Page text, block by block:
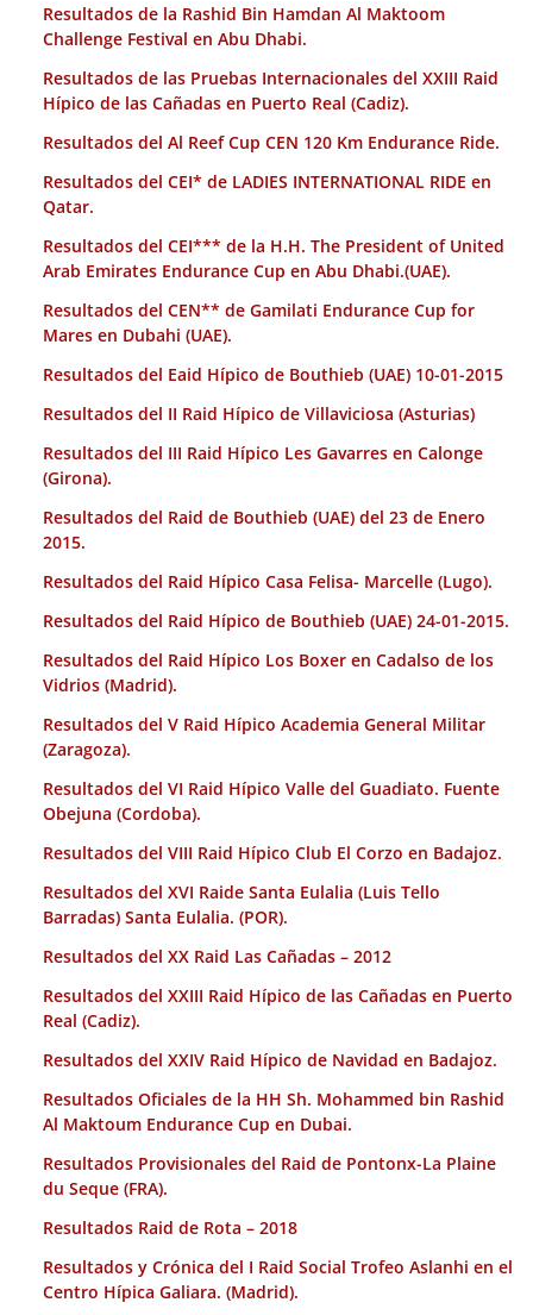
Resultados de la Rashid Bin Hamdan Al Maktoom
Challenge Festival en Abu Dhabi.
Resultados de las Pruebas Internacionales del XXIII Raid
Hípico de las Cañadas en Puerto Real (Cadiz).
Resultados del Al Reef Cup CEN 120 Km Endurance Ride.
Resultados del CEI* de LADIES INTERNATIONAL RIDE en
Qatar.
Resultados del CEI*** de la H.H. The President of United
Arab Emirates Endurance Cup en Abu Dhabi.(UAE).
Resultados del CEN** de Gamilati Endurance Cup for
Mares en Dubahi (UAE).
Resultados del Eaid Hípico de Bouthieb (UAE) 10-01-2015
Resultados del II Raid Hípico de Villaviciosa (Asturias)
Resultados del III Raid Hípico Les Gavarres en Calonge
(Girona).
Resultados del Raid de Bouthieb (UAE) del 23 de Enero
2015.
Resultados del Raid Hípico Casa Felisa- Marcelle (Lugo).
Resultados del Raid Hípico de Bouthieb (UAE) 24-01-2015.
Resultados del Raid Hípico Los Boxer en Cadalso de los
Vidrios (Madrid).
Resultados del V Raid Hípico Academia General Militar
(Zaragoza).
Resultados del VI Raid Hípico Valle del Guadiato. Fuente
Obejuna (Cordoba).
Resultados del VIII Raid Hípico Club El Corzo en Badajoz.
Resultados del XVI Raide Santa Eulalia (Luis Tello
Barradas) Santa Eulalia. (POR).
Resultados del XX Raid Las Cañadas – 2012
Resultados del XXIII Raid Hípico de las Cañadas en Puerto
Real (Cadiz).
Resultados del XXIV Raid Hípico de Navidad en Badajoz.
Resultados Oficiales de la HH Sh. Mohammed bin Rashid
Al Maktoum Endurance Cup en Dubai.
Resultados Provisionales del Raid de Pontonx-La Plaine
du Seque (FRA).
Resultados Raid de Rota – 2018
Resultados y Crónica del I Raid Social Trofeo Aslanhi en el
Centro Hípica Galiara. (Madrid).